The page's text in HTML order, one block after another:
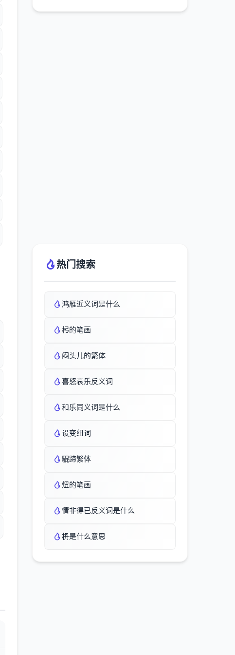
热门搜索
鸿雁近义词是什么
杛的笔画
闷头儿的繁体
喜怒哀乐反义词
和乐同义词是什么
设变组词
騉蹄繁体
炄的笔画
情非得已反义词是什么
枬是什么意思